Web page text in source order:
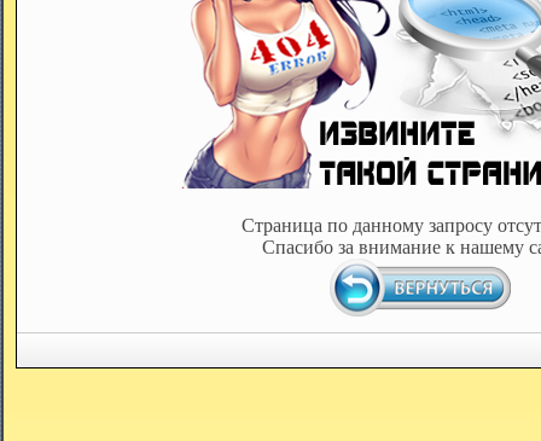
Страница по данному запросу
Спасибо за внимание к нашему